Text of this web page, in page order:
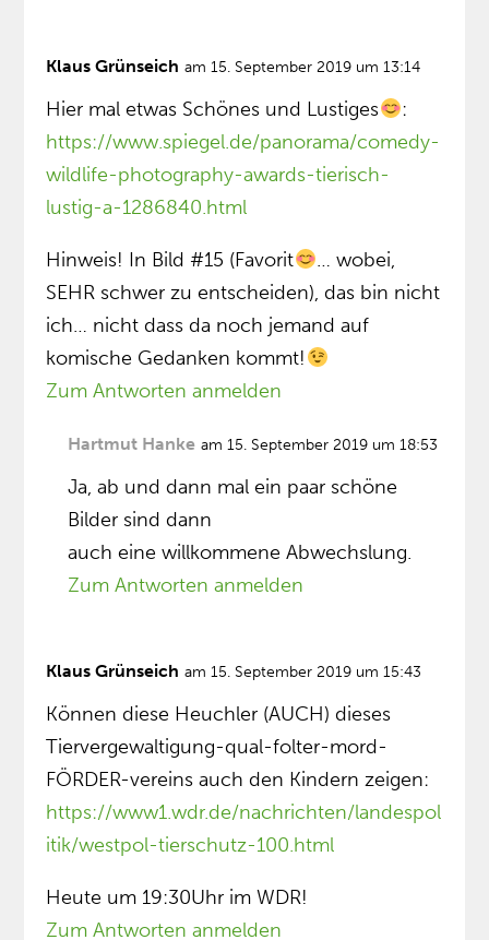
Klaus Grünseich am 15. September 2019 um 13:14
Hier mal etwas Schönes und Lustiges
:
https://www.spiegel.de/panorama/comedy-
wildlife-photography-awards-tierisch-
lustig-a-1286840.html
Hinweis! In Bild #15 (Favorit
… wobei,
SEHR schwer zu entscheiden), das bin nicht
ich… nicht dass da noch jemand auf
komische Gedanken kommt!
Zum Antworten anmelden
Hartmut Hanke am 15. September 2019 um 18:53
Ja, ab und dann mal ein paar schöne
Bilder sind dann
auch eine willkommene Abwechslung.
Zum Antworten anmelden
Klaus Grünseich am 15. September 2019 um 15:43
Können diese Heuchler (AUCH) dieses
Tiervergewaltigung-qual-folter-mord-
FÖRDER-vereins auch den Kindern zeigen:
https://www1.wdr.de/nachrichten/landespol
itik/westpol-tierschutz-100.html
Heute um 19:30Uhr im WDR!
Zum Antworten anmelden